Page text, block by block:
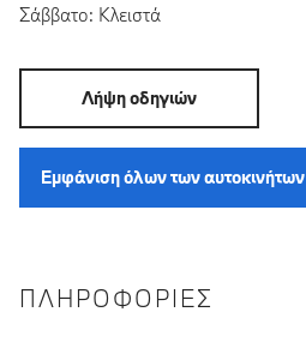
Σάββατο: Κλειστά
Λήψη οδηγιών
Εμφάνιση όλων των αυτοκινήτων
ΠΛΗΡΟΦΟΡΊΕΣ